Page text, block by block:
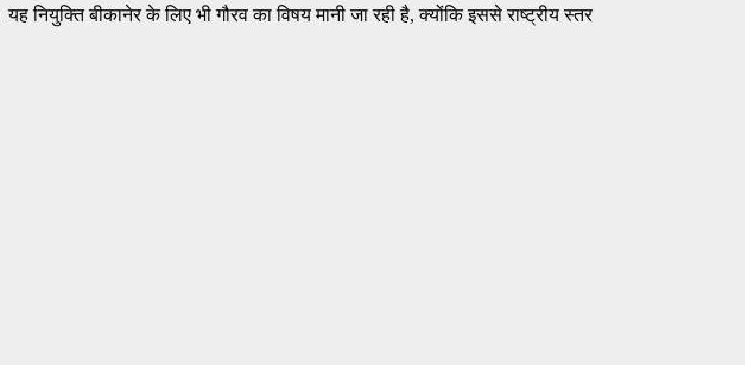
बीकानेर के लिए भी गौरव का विषय मानी जा रही है, क्योंकि इससे राष्ट्रीय स्तर